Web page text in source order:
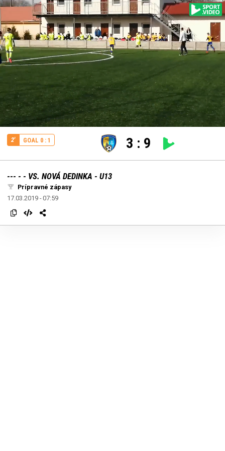
Unmute Loaded
100.00%
edit
2' GOAL 0 : 1 3 : 9
--- - - VS. NOVÁ DEDINKA - U13
Prípravné zápasy
17.03.2019 - 07:59